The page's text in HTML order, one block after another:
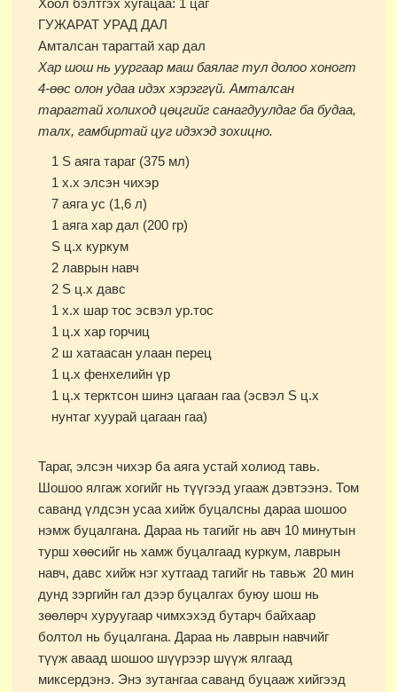
ГУЖАРАТ УРАД ДАЛ
Амталсан тарагтай хар дал
Хар шош нь уургаар маш баялаг тул долоо хоногт
4-өөс олон удаа идэх хэрэггүй. Амталсан
тарагтай холиход цөцгийг санагдуулдаг ба будаа,
талх, гамбиртай цуг идэхэд зохицно.
1 Ѕ аяга тараг (375 мл)
1 х.х элсэн чихэр
7 аяга ус (1,6 л)
1 аяга хар дал (200 гр)
Ѕ ц.х куркум
2 лаврын навч
2 Ѕ ц.х давс
1 х.х шар тос эсвэл ур.тос
1 ц.х хар горчиц
2 ш хатаасан улаан перец
1 ц.х фенхелийн үр
1 ц.х терктсон шинэ цагаан гаа (эсвэл Ѕ ц.х
нунтаг хуурай цагаан гаа)
Тараг, элсэн чихэр ба аяга устай холиод тавь.
Шошоо ялгаж хогийг нь түүгээд угааж дэвтээнэ. Том
саванд үлдсэн усаа хийж буцалсны дараа шошоо
нэмж буцалгана. Дараа нь тагийг нь авч 10 минутын
турш хөөсийг нь хамж буцалгаад куркум, лаврын
навч, давс хийж нэг хутгаад тагийг нь тавьж 20 мин
дунд зэргийн гал дээр буцалгах буюу шош нь
зөөлөрч хуруугаар чимхэхэд бутарч байхаар
болтол нь буцалгана. Дараа нь лаврын навчийг
түүж аваад шошоо шүүрээр шүүж ялгаад
миксердэнэ. Энэ зутангаа саванд буцааж хийгээд